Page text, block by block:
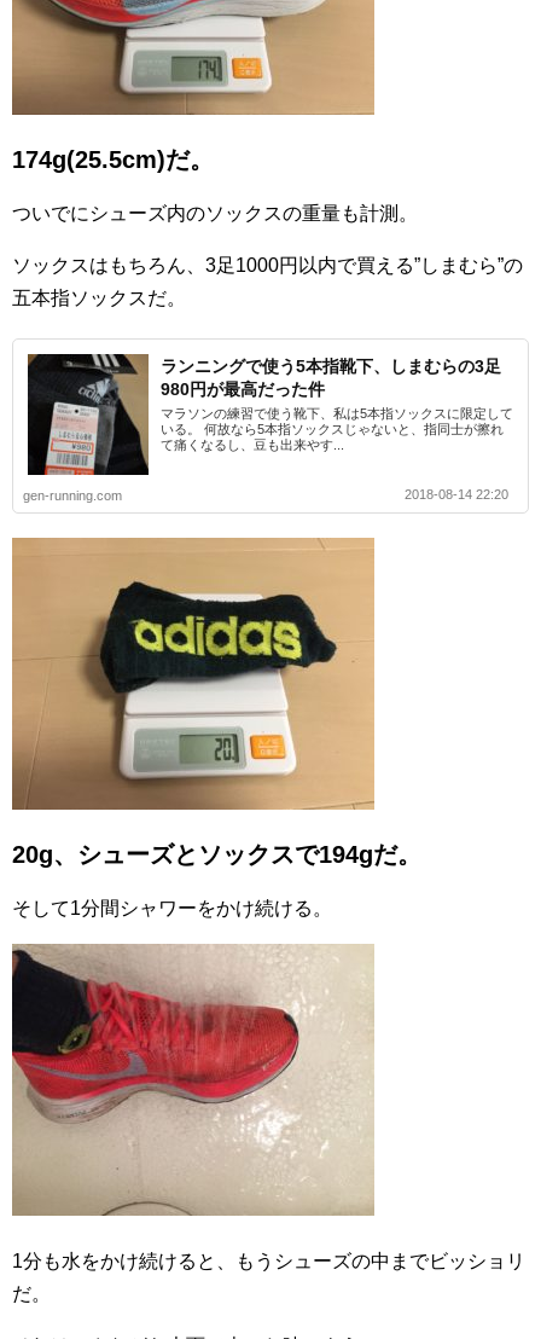
174g(25.5cm)だ。
ついでにシューズ内のソックスの重量も計測。
ソックスはもちろん、3足1000円以内で買える”しまむら”の
五本指ソックスだ。
ランニングで使う5本指靴下、しまむらの3足
980円が最高だった件
マラソンの練習で使う靴下、私は5本指ソックスに限定して
いる。 何故なら5本指ソックスじゃないと、指同士が擦れ
て痛くなるし、豆も出来やす...
gen-running.com 2018-08-14 22:20
20g、シューズとソックスで194gだ。
そして1分間シャワーをかけ続ける。
1分も水をかけ続けると、もうシューズの中までビッショリ
だ。